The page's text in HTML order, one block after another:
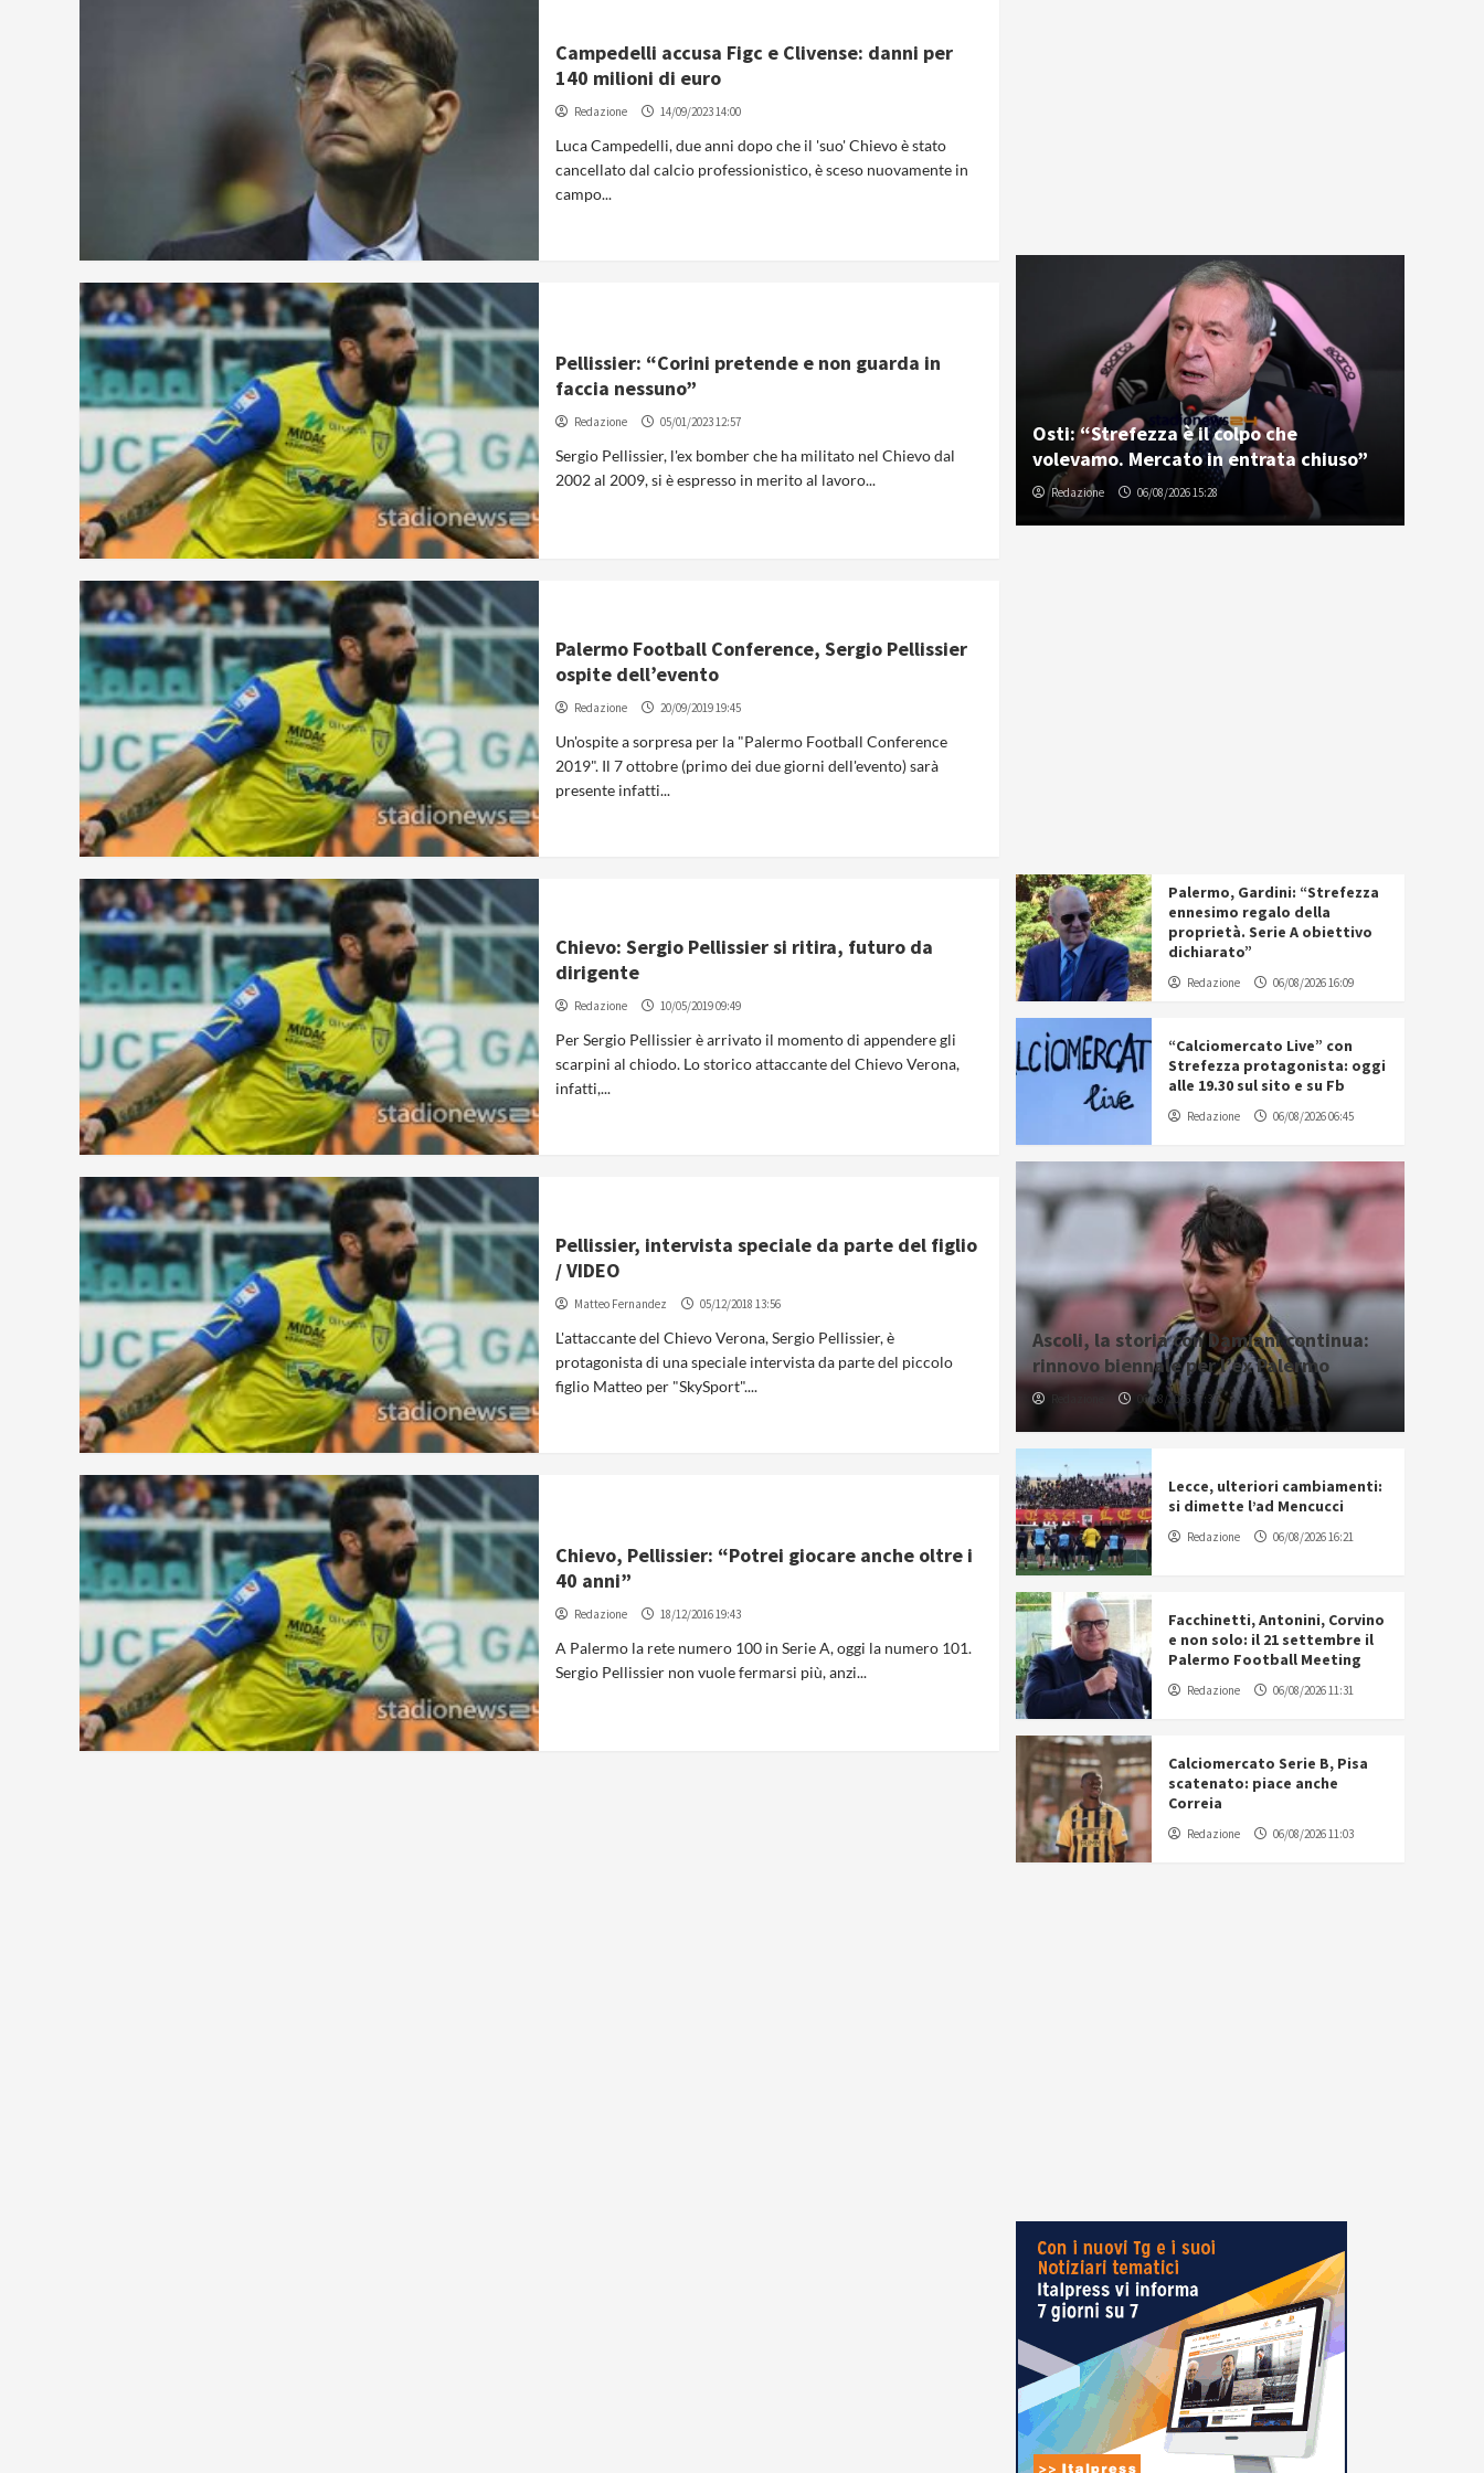
Campedelli accusa Figc e Clivense: danni per
140 milioni di euro
Redazione 14/09/2023 14:00
Luca Campedelli, due anni dopo che il 'suo' Chievo è stato
cancellato dal calcio professionistico, è sceso nuovamente in
campo...
Pellissier: “Corini pretende e non guarda in
faccia nessuno”
Redazione 05/01/2023 12:57
Sergio Pellissier, l'ex bomber che ha militato nel Chievo dal
2002 al 2009, si è espresso in merito al lavoro...
Palermo Football Conference, Sergio Pellissier
ospite dell’evento
Redazione 20/09/2019 19:45
Un'ospite a sorpresa per la "Palermo Football Conference
2019". Il 7 ottobre (primo dei due giorni dell'evento) sarà
presente infatti...
Chievo: Sergio Pellissier si ritira, futuro da
dirigente
Redazione 10/05/2019 09:49
Per Sergio Pellissier è arrivato il momento di appendere gli
scarpini al chiodo. Lo storico attaccante del Chievo Verona,
infatti,...
Pellissier, intervista speciale da parte del figlio
/ VIDEO
Matteo Fernandez 05/12/2018 13:56
L'attaccante del Chievo Verona, Sergio Pellissier, è
protagonista di una speciale intervista da parte del piccolo
figlio Matteo per "SkySport"....
Chievo, Pellissier: “Potrei giocare anche oltre i
40 anni”
Redazione 18/12/2016 19:43
A Palermo la rete numero 100 in Serie A, oggi la numero 101.
Sergio Pellissier non vuole fermarsi più, anzi...
Osti: “Strefezza è il colpo che
volevamo. Mercato in entrata chiuso”
Redazione 06/08/2026 15:28
Palermo, Gardini: “Strefezza
ennesimo regalo della
proprietà. Serie A obiettivo
dichiarato”
Redazione 06/08/2026 16:09
“Calciomercato Live” con
Strefezza protagonista: oggi
alle 19.30 sul sito e su Fb
Redazione 06/08/2026 06:45
Ascoli, la storia con Damiani continua:
rinnovo biennale per l’ex Palermo
06/08/2026 17:37
Lecce, ulteriori cambiamenti:
si dimette l’ad Mencucci
Redazione 06/08/2026 16:21
Facchinetti, Antonini, Corvino
e non solo: il 21 settembre il
Palermo Football Meeting
Redazione 06/08/2026 11:31
Calciomercato Serie B, Pisa
scatenato: piace anche
Correia
Redazione 06/08/2026 11:03